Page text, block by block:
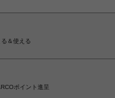
＆使える
ポイント進呈